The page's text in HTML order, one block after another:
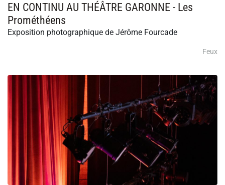
EN CONTINU AU THÉÂTRE GARONNE - Les
Prométhéens
Exposition photographique de Jérôme Fourcade
Feux